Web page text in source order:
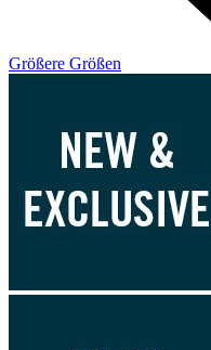
Größere Größen